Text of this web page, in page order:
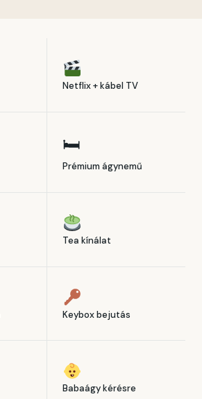
Netflix + kábel TV
🛏
Prémium ágynemű
Tea kínálat
Keybox bejutás
Babaágy kérésre